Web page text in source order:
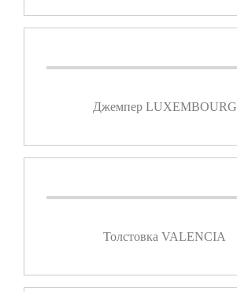
Джемпер LUXEMBOURG
Толстовка VALENCIA